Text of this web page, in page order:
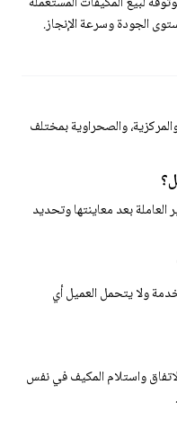
الجودة وسرعة الإنجاز.
والصحراوية بمختلف
العاملة بعد معاينتها وتحديد
ولا يتحمل العميل أي
واستلام المكيف في نفس